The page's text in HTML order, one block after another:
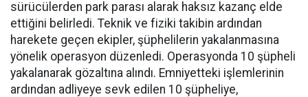
sürücülerden park parası alarak haksız kazanç elde
ettiğini belirledi. Teknik ve fiziki takibin ardından
harekete geçen ekipler, şüphelilerin yakalanmasına
yönelik operasyon düzenledi. Operasyonda 10 şüpheli
yakalanarak gözaltına alındı. Emniyetteki işlemlerinin
ardından adliyeye sevk edilen 10 şüpheliye,